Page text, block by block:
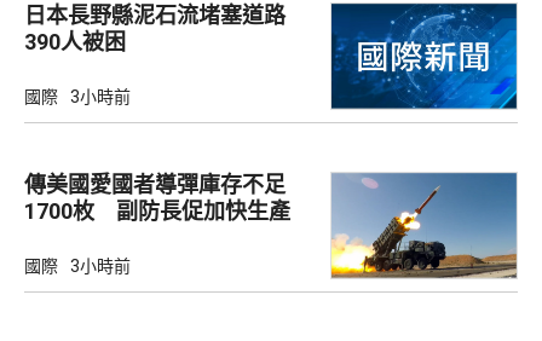
日本長野縣泥石流堵塞道路
390人被困
國際 3小時前
傳美國愛國者導彈庫存不足
1700枚 副防長促加快生產
國際 3小時前